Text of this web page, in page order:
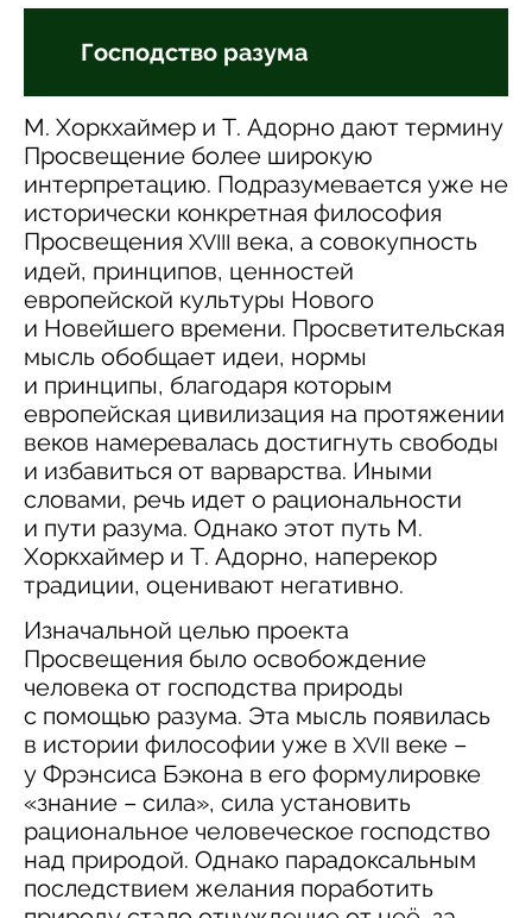
Господство разума
М. Хоркхаймер и Т. Адорно дают термину
Просвещение более широкую
интерпретацию. Подразумевается уже не
исторически конкретная философия
Просвещения XVIII века, а совокупность
идей, принципов, ценностей
европейской культуры Нового
и Новейшего времени. Просветительская
мысль обобщает идеи, нормы
и принципы, благодаря которым
европейская цивилизация на протяжении
веков намеревалась достигнуть свободы
и избавиться от варварства. Иными
словами, речь идет о рациональности
и пути разума. Однако этот путь М.
Хоркхаймер и Т. Адорно, наперекор
традиции, оценивают негативно.
Изначальной целью проекта
Просвещения было освобождение
человека от господства природы
с помощью разума. Эта мысль появилась
в истории философии уже в XVII веке –
у Фрэнсиса Бэкона в его формулировке
«знание – сила», сила установить
рациональное человеческое господство
над природой. Однако парадоксальным
последствием желания поработить